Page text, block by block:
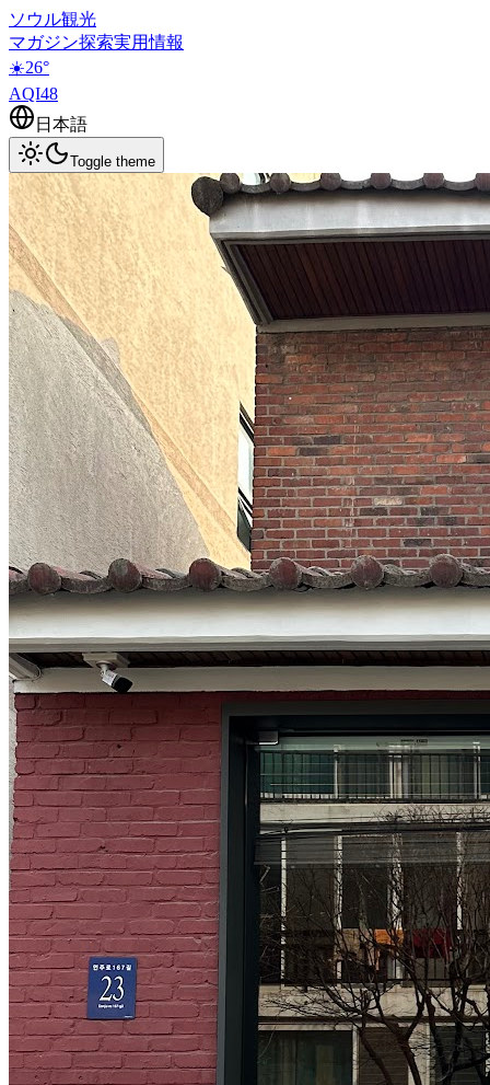
ソウル観光
マガジン探索実用情報
☀️26°
AQI48
日本語
Toggle theme